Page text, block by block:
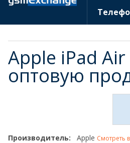
Apple iPad
оптовую
Производитель: Apple Смотреть